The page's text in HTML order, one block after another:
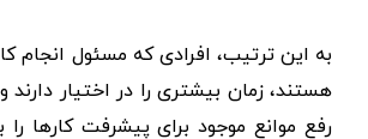
به این ترتیب، افرادی که مسئول انجام
هستند،‌ زمان بیشتری را در اختیار دارند
رفع موانع موجود برای پیشرفت کارها